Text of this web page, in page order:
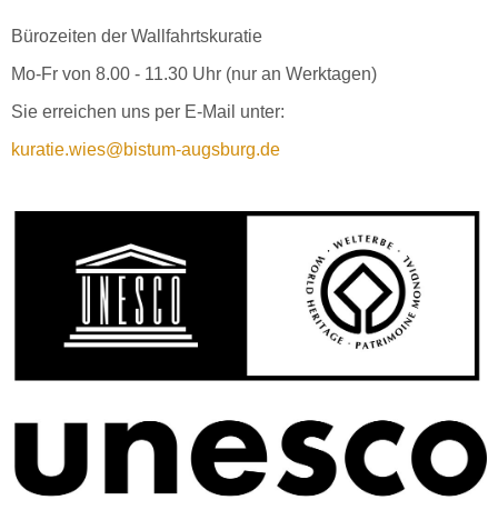
Bürozeiten der Wallfahrtskuratie
Mo-Fr von 8.00 - 11.30 Uhr (nur an Werktagen)
Sie erreichen uns per E-Mail unter:
kuratie.wies@bistum-augsburg.de